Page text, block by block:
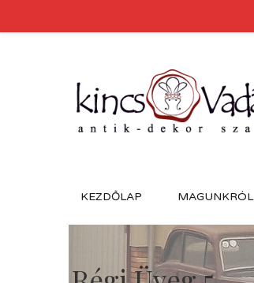
KEZDŐLAP MAGUNKRÓL